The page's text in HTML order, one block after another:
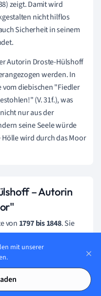
zeigt. Damit wird
nicht hilflos
Sicherheit in seinem
Autorin Droste-Hülshoff
werden. In
vom diebischen "Fiedler
(V. 31f.), was
nur aus der
seine Seele würde
Hölle wird durch das Moor
– Autorin
von 1797 bis 1848. Sie
und war
Schriftstellerin und
Aufgrund der
sehr klare
hatte. Obwohl diese
mit unserer